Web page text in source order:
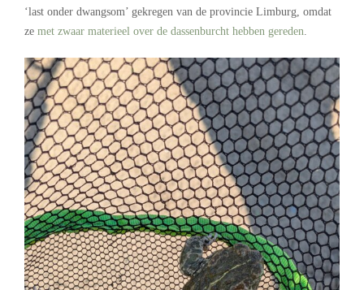
‘last onder dwangsom’ gekregen van de provincie Limburg, omdat
ze met zwaar materieel over de dassenburcht hebben gereden